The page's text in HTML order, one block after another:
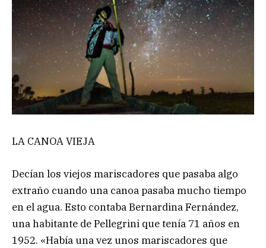
LA CANOA VIEJA
Decían los viejos mariscadores que pasaba algo
extraño cuando una canoa pasaba mucho tiempo
en el agua. Esto contaba Bernardina Fernández,
una habitante de Pellegrini que tenía 71 años en
1952. «Había una vez unos mariscadores que